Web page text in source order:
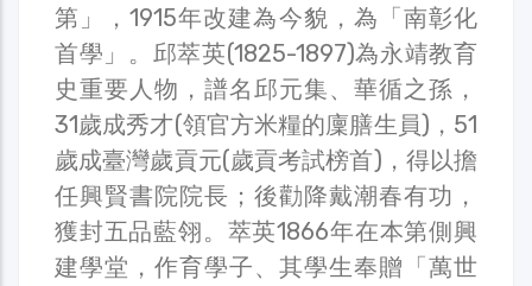
第」，1915年改建為今貌，為「南彰化
首學」。邱萃英(1825-1897)為永靖教育
史重要人物，譜名邱元集、華循之孫，
31歲成秀才(領官方米糧的廩膳生員)，51
歲成臺灣歲貢元(歲貢考試榜首)，得以擔
任興賢書院院長；後勸降戴潮春有功，
獲封五品藍翎。萃英1866年在本第側興
建學堂，作育學子、其學生奉贈「萬世